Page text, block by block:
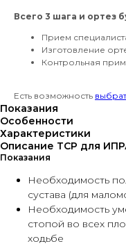
Всего 3 шага и ортез
Прием
Изготовление
Контрольная
Есть возможность
Показания
Особенности
Характеристики
Описание ТСР для
Показания
Необходимость
сустава (для
Необходимость
стопой во всех
ходьбе